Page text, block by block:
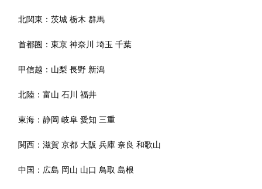
北関東：茨城 栃木 群馬
首都圏：東京 神奈川 埼玉 千葉
甲信越： 山梨 長野 新潟
北陸：富山 石川 福井
東海：静岡 岐阜 愛知 三重
関西：滋賀 京都 大阪 兵庫 奈良 和歌山
中国： 広島 岡山 山口 鳥取 島根